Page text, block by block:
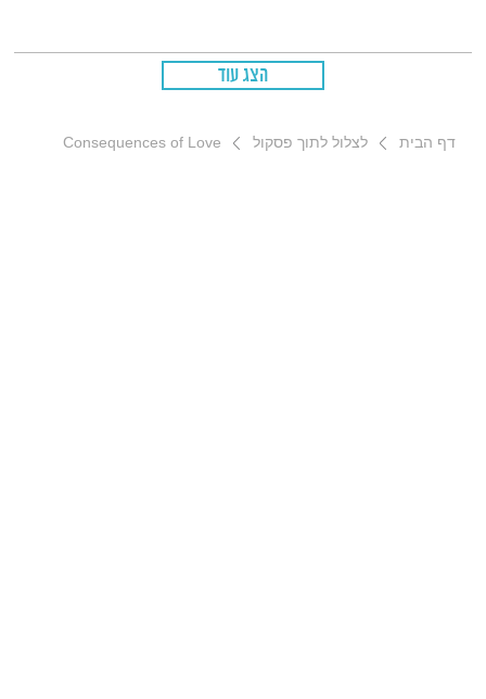
הצג עוד
דף הבית לצלול לתוך פסקול Consequences of Love